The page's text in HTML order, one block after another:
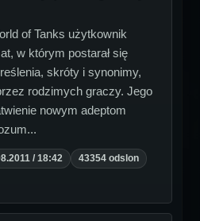
of Tanks użytkownik
w którym postarał się
skróty i synonimy,
rodzimych graczy. Jego
nowym adeptom
/ 18:42
43354 odslon